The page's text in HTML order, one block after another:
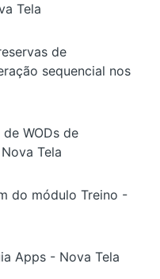
Tela
de
sequencial nos
WODs de
Tela
do módulo Treino -
Apps - Nova Tela